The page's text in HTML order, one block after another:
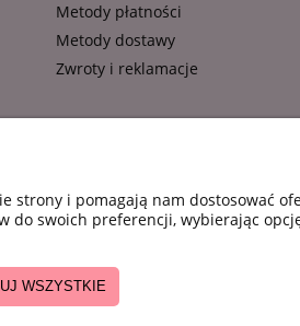
Metody płatności
Metody dostawy
Zwroty i reklamacje
i pomagają nam dostosować
do swoich preferencji, wybierając
WSZYSTKIE